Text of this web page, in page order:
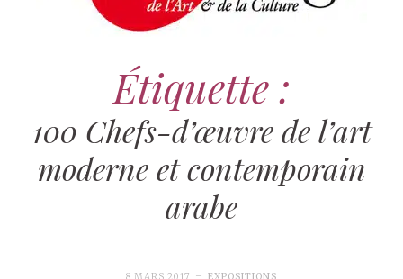
ItArtBag
Étiquette :
100 Chefs-d’œuvre de l’art
moderne et contemporain
arabe